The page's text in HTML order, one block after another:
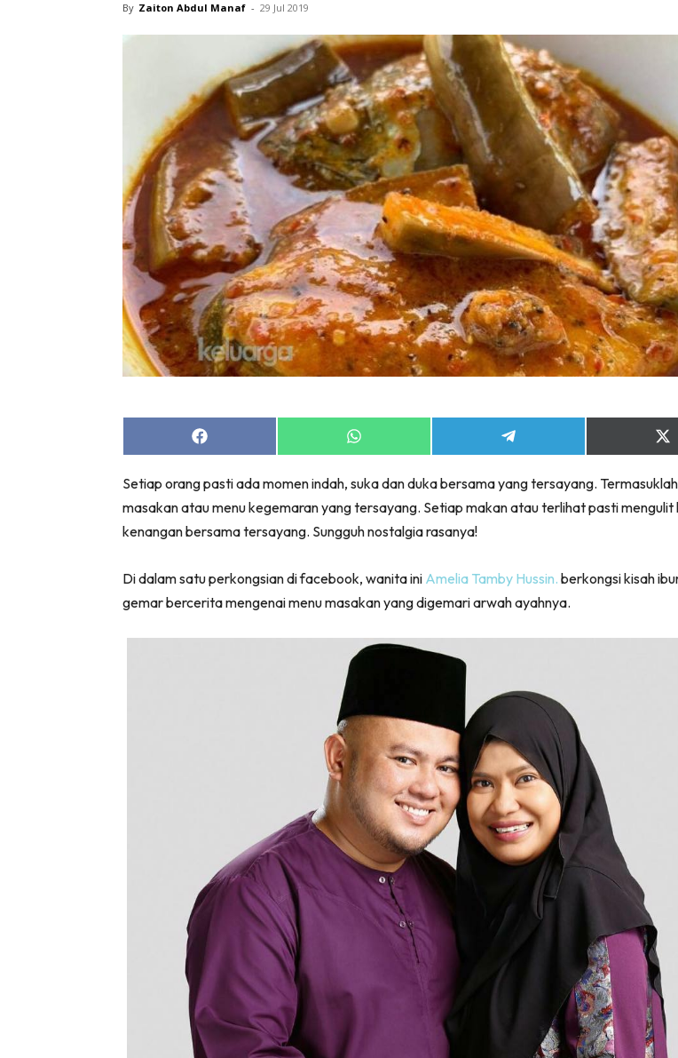
By Zaiton Abdul Manaf - 29 Jul 2019
Share
on
Share
on
Share
on
on
Setiap orang pasti ada momen indah, suka dan duka bersama yang tersayang.
masakan atau menu kegemaran yang tersayang. Setiap makan atau terlihat pasti mengulit
kenangan bersama tersayang. Sungguh nostalgia rasanya!
Di dalam satu perkongsian di facebook, wanita ini Amelia Tamby Hussin. berkongsi kisah
gemar bercerita mengenai menu masakan yang digemari arwah ayahnya.